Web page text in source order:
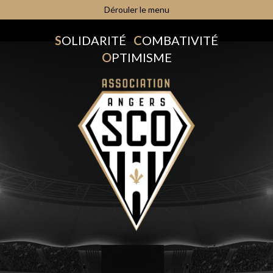
Dérouler le menu
SOLIDARITÉ COMBATIVITÉ
OPTIMISME